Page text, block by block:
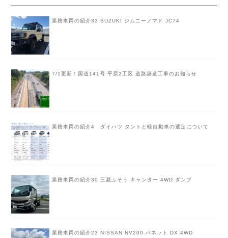
業務車両の紹介33 SUZUKI ジムニーノマド JC74
7/1更新！国道141号 平原2工区 道路築造工事のお知らせ
業務車両の紹介4 ダイハツ タントと軽自動車の選定について
業務車両の紹介30 三菱ふそう キャンター 4WD ダンプ
業務車両の紹介23 NISSAN NV200 バネット DX 4WD